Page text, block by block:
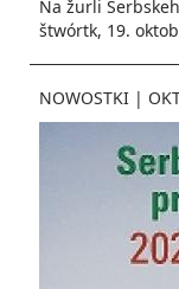
Na žurli
štwórtk, 19.
NOWOSTKI |